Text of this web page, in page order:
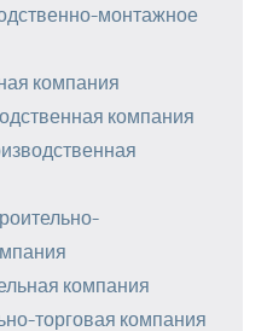
монтажное
компания
компания
компания
торговая компания